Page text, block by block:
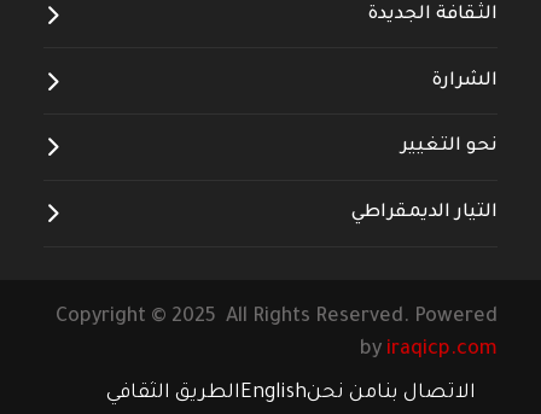
الثقافة الجديدة
الشرارة
نحو التغيير
التيار الديمقراطي
Copyright © 2025 All Rights Reserved. Powered
by iraqicp.com
الاتصال بنامن نحنEnglishالطريق الثقافي